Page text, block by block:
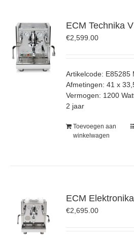
ECM Technika
€2,599.00
Artikelcode: E85285
Afmetingen: 41 x
Vermogen: 1200
2 jaar
Toevoegen aan
winkelwagen
ECM
€2,695.00